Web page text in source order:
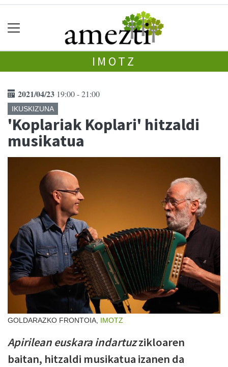
IMOTZ
2021/04/23 19:00 - 21:00
IKUSKIZUNA
'Koplariak Koplari' hitzaldi
musikatua
GOLDARAZKO FRONTOIA, IMOTZ
Apirilean euskara indartuzzikloaren
baitan, hitzaldi musikatua izanen da